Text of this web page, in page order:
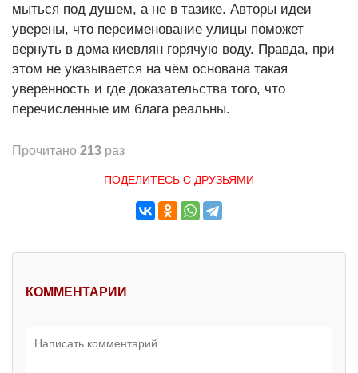
мыться под душем, а не в тазике. Авторы идеи
уверены, что переименование улицы поможет
вернуть в дома киевлян горячую воду. Правда, при
этом не указывается на чём основана такая
уверенность и где доказательства того, что
перечисленные им блага реальны.
Прочитано 213 раз
ПОДЕЛИТЕСЬ С ДРУЗЬЯМИ
КОММЕНТАРИИ